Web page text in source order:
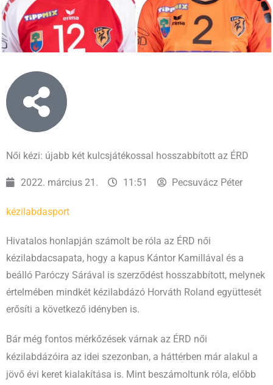
Női kézi: újabb két kulcsjátékossal hosszabbított az ÉRD
2022. március 21. 11:51 Pecsuvácz Péter
kézilabdasport
Hivatalos honlapján számolt be róla az ÉRD női
kézilabdacsapata, hogy a kapus Kántor Kamillával és a
beálló Paróczy Sárával is szerződést hosszabbított, melynek
értelmében mindkét kézilabdázó Horváth Roland együttesét
erősíti a következő idényben is.
Bár még fontos mérkőzések várnak az ÉRD női
kézilabdázóira az idei szezonban, a háttérben már alakul a
jövő évi keret kialakítása is. Mint beszámoltunk róla, előbb